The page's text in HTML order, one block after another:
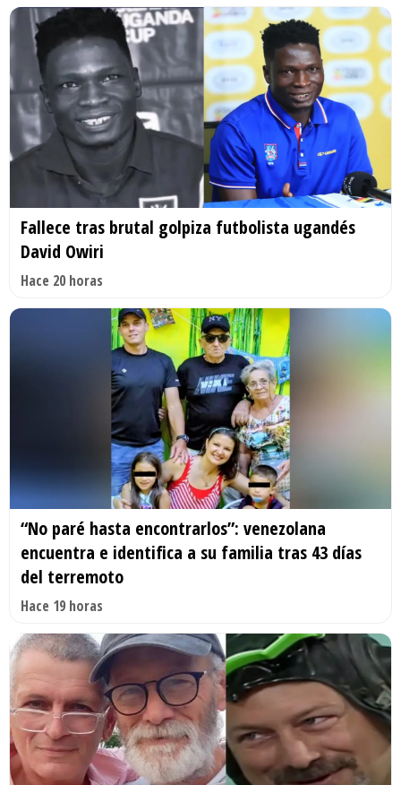
Fallece tras brutal golpiza futbolista ugandés
David Owiri
Hace 20 horas
“No paré hasta encontrarlos”: venezolana
encuentra e identifica a su familia tras 43 días
del terremoto
Hace 19 horas